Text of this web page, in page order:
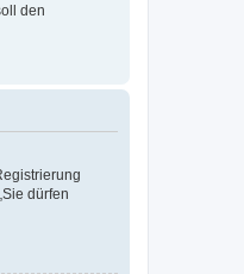
den
dürfen